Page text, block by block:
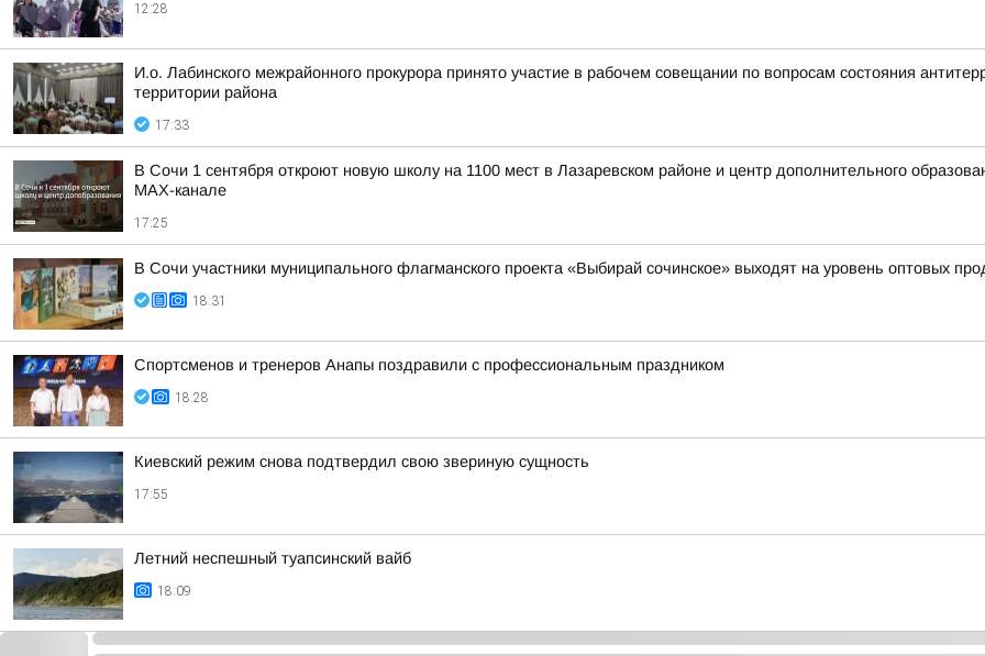
12:28
И.о. Лабинского межрайонного прокурора принято участие в рабочем совещании по вопросам состояния
территории района
17:33
В Сочи 1 сентября откроют новую школу на 1100 мест в Лазаревском районе и центр дополнительного
MAX-канале
17:25
В Сочи участники муниципального флагманского проекта «Выбирай сочинское» выходят на уровень оптовых
18:31
Спортсменов и тренеров Анапы поздравили с профессиональным праздником
18:28
Киевский режим снова подтвердил свою звериную сущность
17:55
Летний неспешный туапсинский вайб
18:09